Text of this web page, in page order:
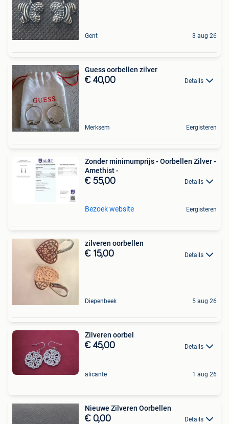
Gent 3 aug 26
Guess oorbellen zilver
€ 40,00 Details
Merksem Eergisteren
Zonder minimumprijs - Oorbellen Zilver -
Amethist -
€ 55,00 Details
Bezoek website Eergisteren
zilveren oorbellen
€ 15,00 Details
Diepenbeek 5 aug 26
Zilveren oorbel
€ 45,00 Details
alicante 1 aug 26
Nieuwe Zilveren Oorbellen
€ 0,00 Details